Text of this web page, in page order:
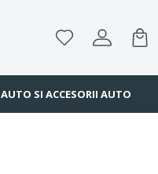
AUTO SI ACCESORII AUTO